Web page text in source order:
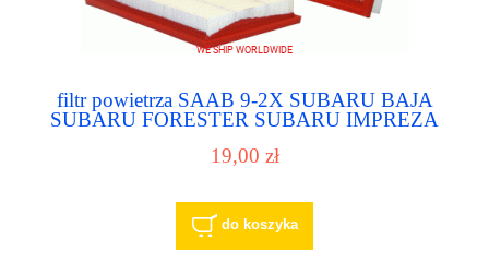
filtr powietrza SAAB 9-2X SUBARU BAJA
SUBARU FORESTER SUBARU IMPREZA
19,00 zł
do koszyka